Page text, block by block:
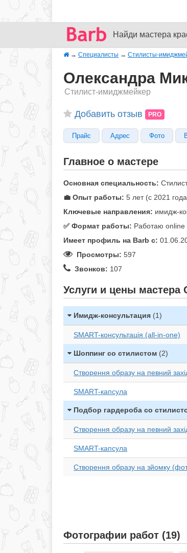
Найди мастера
→ Специалисты → Стилисты-
Олександра
Стилист-имиджмейкер
Добавить отзыв PRO
Прайс Адрес Фото
Главное о мастере
Основная специальность:
💼 Опыт работы: 5 лет (с 2021
Ключевые направления: имидж-
✅️ Формат работы: Работаю online
Имеет профиль на Barb c:
Просмотры: 597
Звонков: 107
Услуги и цены мастера
Имидж-консультация (1)
SMART-консультація (all-in-one)
Шоппинг со стилистом (2)
Створення образу на певний
SMART-капсула
Подбор гардероба со
Створення образу на певний
SMART-капсула
Створення образу на зйомку
Фотографии работ (19)